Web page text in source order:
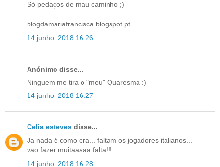
Só pedaços de mau caminho ;)
blogdamariafrancisca.blogspot.pt
14 junho, 2018 16:26
Anónimo disse...
Ninguem me tira o "meu" Quaresma :)
14 junho, 2018 16:27
Celia esteves disse...
Ja nada é como era... faltam os jogadores italianos...
vao fazer muitaaaaa falta!!!
14 junho, 2018 16:28